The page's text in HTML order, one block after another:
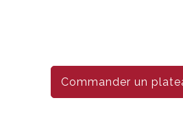
Commander un